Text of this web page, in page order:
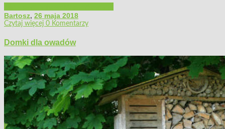
Bartosz, 26 maja 2018
Czytaj więcej 0 Komentarzy
Domki dla owadów